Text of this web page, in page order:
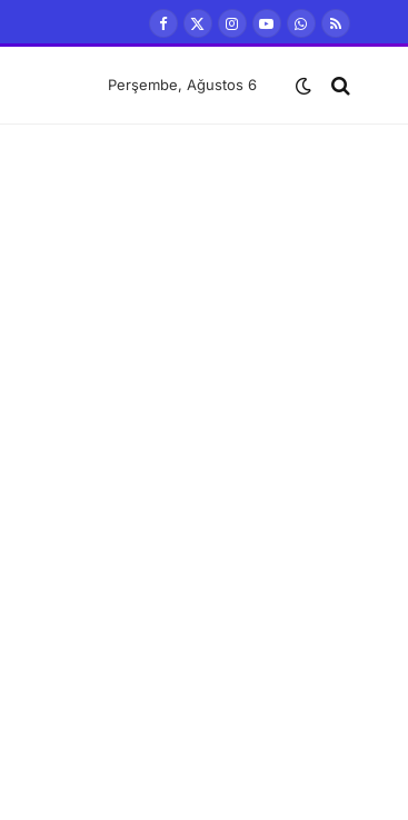
Facebook
X
Instagram
YouTubeWhatsApp
RSS
Perşembe, Ağustos 6